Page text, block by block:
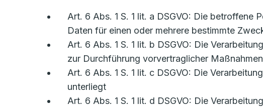
Art. 6 Abs. 1 S. 1 lit. a DSGVO: Die betroffene
Daten für einen oder mehrere bestimmte
Art. 6 Abs. 1 S. 1 lit. b DSGVO: Die
zur Durchführung vorvertraglicher
Art. 6 Abs. 1 S. 1 lit. c DSGVO: Die
unterliegt
Art. 6 Abs. 1 S. 1 lit. d DSGVO: Die